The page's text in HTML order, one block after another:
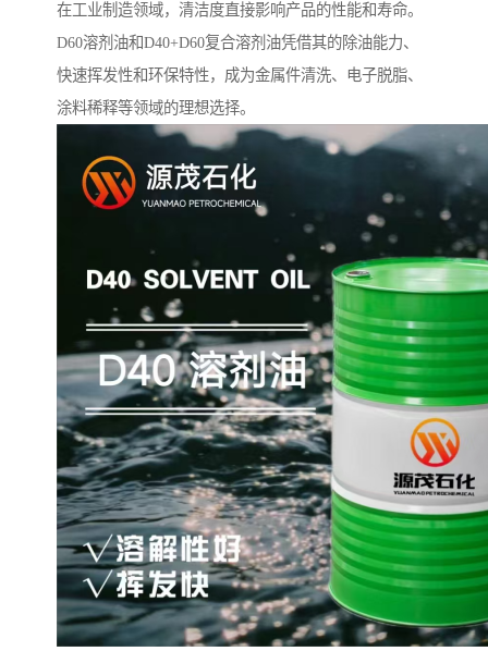
在工业制造领域，清洁度直接影响产品的性能和寿命。
D60溶剂油和D40+D60复合溶剂油凭借其的除油能力、
快速挥发性和环保特性，成为金属件清洗、电子脱脂、
涂料稀释等领域的理想选择。